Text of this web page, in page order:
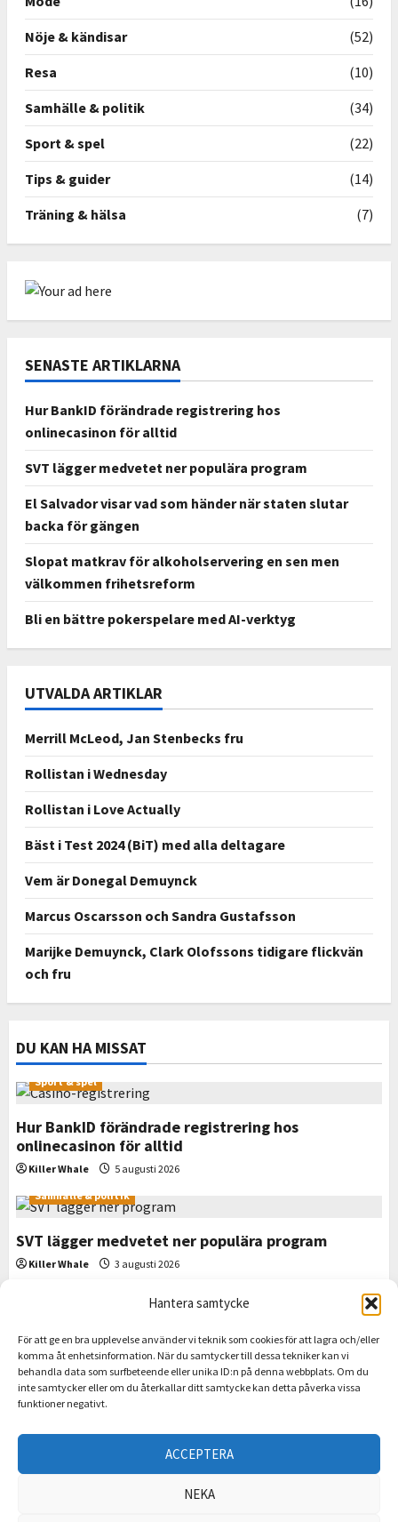
Hantera samtycke
För att ge en bra upplevelse använder vi teknik som cookies för att lagra och/eller
komma åt enhetsinformation. När du samtycker till dessa tekniker kan vi
behandla data som surfbeteende eller unika ID:n på denna webbplats. Om du
inte samtycker eller om du återkallar ditt samtycke kan detta påverka vissa
funktioner negativt.
ACCEPTERA
NEKA
Nöje & kändisar
(52)
Resa
(10)
Samhälle & politik
(34)
Sport & spel
(22)
Tips & guider
(14)
Träning & hälsa
(7)
SENASTE ARTIKLARNA
Hur BankID förändrade registrering hos
onlinecasinon för alltid
SVT lägger medvetet ner populära program
El Salvador visar vad som händer när staten slutar
backa för gängen
Slopat matkrav för alkoholservering en sen men
välkommen frihetsreform
Bli en bättre pokerspelare med AI-verktyg
UTVALDA ARTIKLAR
Merrill McLeod, Jan Stenbecks fru
Rollistan i Wednesday
Rollistan i Love Actually
Bäst i Test 2024 (BiT) med alla deltagare
Vem är Donegal Demuynck
Marcus Oscarsson och Sandra Gustafsson
Marijke Demuynck, Clark Olofssons tidigare flickvän
och fru
DU KAN HA MISSAT
Sport & spel
Hur BankID förändrade registrering hos
onlinecasinon för alltid
Killer Whale
5 augusti 2026
Samhälle & politik
SVT lägger medvetet ner populära program
Killer Whale
3 augusti 2026
El Salvador visar vad som händer när staten slutar
backa för gängen
Killer Whale
1 augusti 2026
Samhälle & politik
Slopat matkrav för alkoholservering en sen men
välkommen frihetsreform